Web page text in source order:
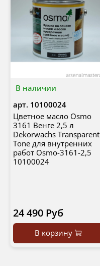
В наличии
арт. 10100024
Цветное масло Osmo
3161 Венге 2,5 л
Dekorwachs Transparent
Tone для внутренних
работ Osmo-3161-2,5
10100024
24 490 Руб
В корзину